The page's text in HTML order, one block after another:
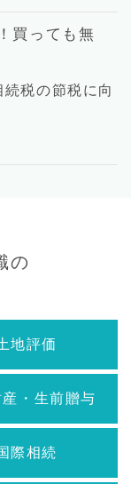
買っても無
税の節税に向
の
地評価
・生前贈与
際相続